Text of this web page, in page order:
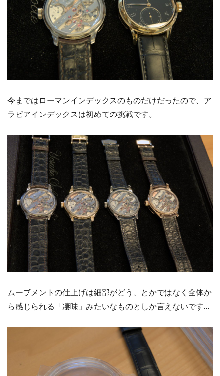
今まではローマンインデックスのものだけだったので、ア
ラビアインデックスは初めての挑戦です。
ムーブメントの仕上げは細部がどう、とかではなく全体か
ら感じられる「凄味」みたいなものとしか言えないです…